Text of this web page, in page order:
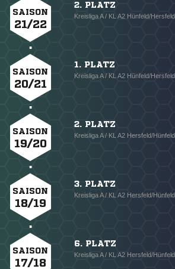
SAISON
21/22
2. PLATZ
Kreisliga A / KL A2 Hünfeld/Hersfeld
SAISON
20/21
1. PLATZ
Kreisliga A / KL A2 Hünfeld/Hersfeld
SAISON
19/20
2. PLATZ
Kreisliga A / KL A2 Hersfeld/Hünfeld
SAISON
18/19
3. PLATZ
Kreisliga A / KL A2 Hersfeld/Hünfeld
SAISON
17/18
6. PLATZ
Kreisliga A / KL A2 Hersfeld/Hünfeld